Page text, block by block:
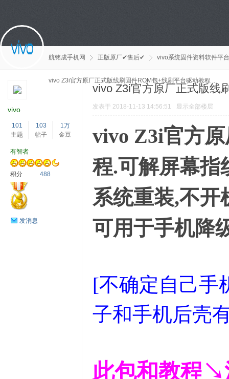
航铭成手机网 正版原厂✔售后✔ vivo系统固件资料软件平
vivo Z3i官方原厂正式版线刷固件ROM包+线刷平台驱动教程 ...
vivo
101
主题
103
帖子
1万
金豆
有智者
积分 488
发消息
vivo Z3i官方原厂正式版线
发表于 2018-11-13 14:56:51 显示全部楼层
vivo Z3i官方
程.可解屏幕指
系统重装,不开
可用于手机降
[不确定自己手
子和手机后壳
此包和教程↘